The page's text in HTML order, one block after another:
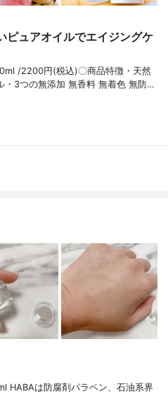
ピュアオイルでエイジングケ
/2200円(税込)〇商品特徴・天然
・3つの無添加 無香料 無着色 無防…
HABAは防腐剤パラベン、石油系界